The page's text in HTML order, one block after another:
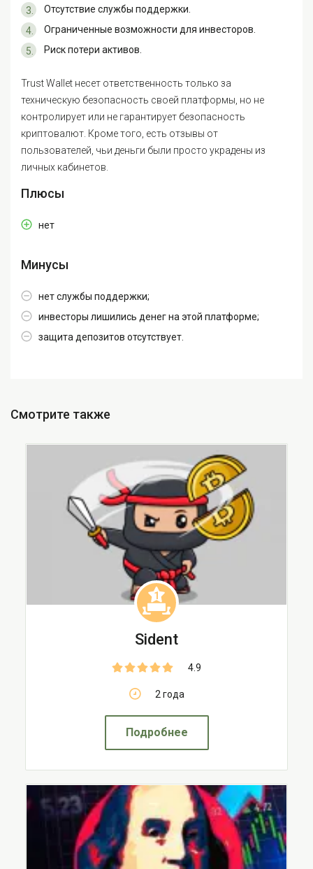
Отсутствие службы поддержки.
Ограниченные возможности для инвесторов.
Риск потери активов.
Trust Wallet несет ответственность только за
техническую безопасность своей платформы, но не
контролирует или не гарантирует безопасность
криптовалют. Кроме того, есть отзывы от
пользователей, чьи деньги были просто украдены из
личных кабинетов.
Плюсы
нет
Минусы
нет службы поддержки;
инвесторы лишились денег на этой платформе;
защита депозитов отсутствует.
Смотрите также
1
Sident
4.9
2 года
Подробнее